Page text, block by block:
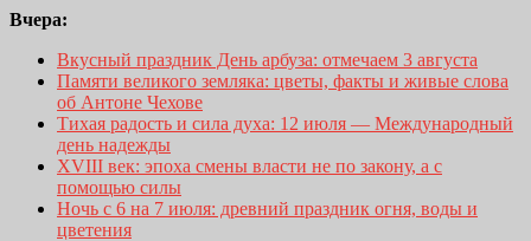
Вчера:
Вкусный праздник День арбуза: отмечаем 3 августа
Памяти великого земляка: цветы, факты и живые слова
об Антоне Чехове
Тихая радость и сила духа: 12 июля — Международный
день надежды
XVIII век: эпоха смены власти не по закону, а с
помощью силы
Ночь с 6 на 7 июля: древний праздник огня, воды и
цветения